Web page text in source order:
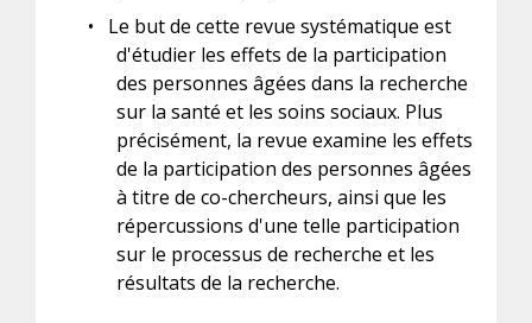
•
Le but de cette revue systématique est
d'étudier les effets de la participation
des personnes âgées dans la recherche
sur la santé et les soins sociaux. Plus
précisément, la revue examine les effets
de la participation des personnes âgées
à titre de co-chercheurs, ainsi que les
répercussions d'une telle participation
sur le processus de recherche et les
résultats de la recherche.